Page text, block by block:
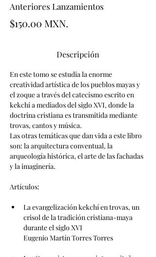
Anteriores Lanzamientos
$150.00 MXN.
Descripción
En este tomo se estudia la enorme
creatividad artística de los pueblos mayas y
el zoque a través del catecismo escrito en
kekchi a mediados del siglo XVI, donde la
doctrina cristiana es transmitida mediante
trovas, cantos y música.
Las otras temáticas que dan vida a este libro
son: la arquitectura conventual, la
arqueología histórica, el arte de las fachadas
y la imaginería.
Artículos:
La evangelización kekchí en trovas, un
crisol de la tradición cristiana-maya
durante el siglo XVI
Eugenio Martín Torres Torres